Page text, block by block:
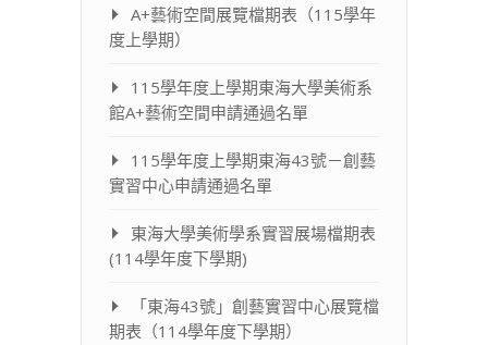
A+藝術空間展覽檔期表（115學年
度上學期）
115學年度上學期東海大學美術系
館A+藝術空間申請通過名單
115學年度上學期東海43號－創藝
實習中心申請通過名單
東海大學美術學系實習展場檔期表
(114學年度下學期)
「東海43號」創藝實習中心展覽檔
期表（114學年度下學期）